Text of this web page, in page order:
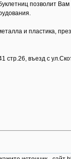
позволит
и пластика,
въезд с